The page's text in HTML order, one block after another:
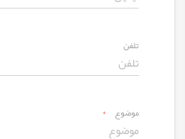
تلفن
موضوع *